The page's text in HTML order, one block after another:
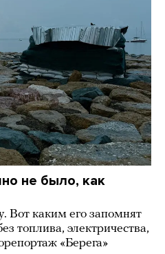
не было, как
Вот каким его запомнят
топлива, электричества,
«Берега»